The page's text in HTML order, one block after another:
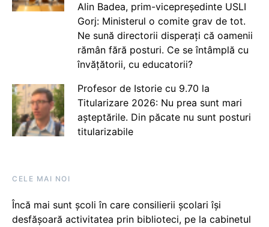
Alin Badea, prim-vicepreședinte USLI
Gorj: Ministerul o comite grav de tot.
Ne sună directorii disperați că oamenii
rămân fără posturi. Ce se întâmplă cu
învățătorii, cu educatorii?
Profesor de Istorie cu 9.70 la
Titularizare 2026: Nu prea sunt mari
așteptările. Din păcate nu sunt posturi
titularizabile
CELE MAI NOI
Încă mai sunt școli în care consilierii școlari își
desfășoară activitatea prin biblioteci, pe la cabinetul